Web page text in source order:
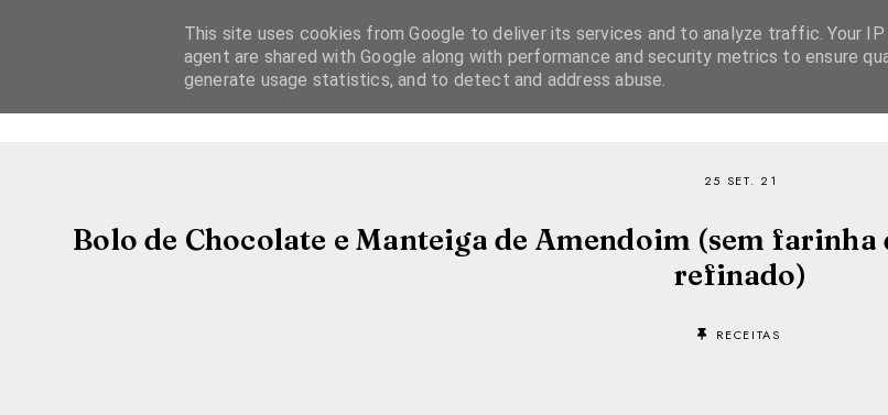
SOBRE RECEITAS
25 SET. 21
Bolo de Chocolate e Manteiga de Amendoim (sem
refinado)
RECEITAS
This site uses cookies from Google to deliver its services and to analyze traffic. Your IP
agent are shared with Google along with performance and security metrics to ensure
generate usage statistics, and to detect and address abuse.